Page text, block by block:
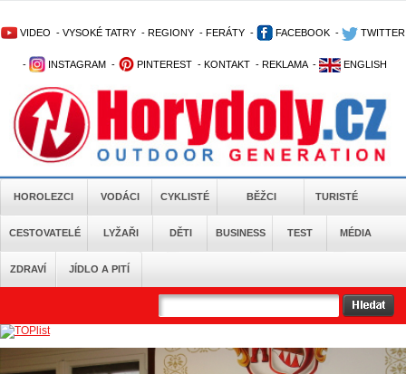
VIDEO - VYSOKÉ TATRY - REGIONY - FERÁTY - FACEBOOK - TWITTER
- INSTAGRAM - PINTEREST - KONTAKT - REKLAMA - ENGLISH
HOROLEZCI VODÁCI CYKLISTÉ BĚŽCI TURISTÉ
CESTOVATELÉ LYŽAŘI DĚTI BUSINESS TEST MÉDIA
ZDRAVÍ JÍDLO A PITÍ